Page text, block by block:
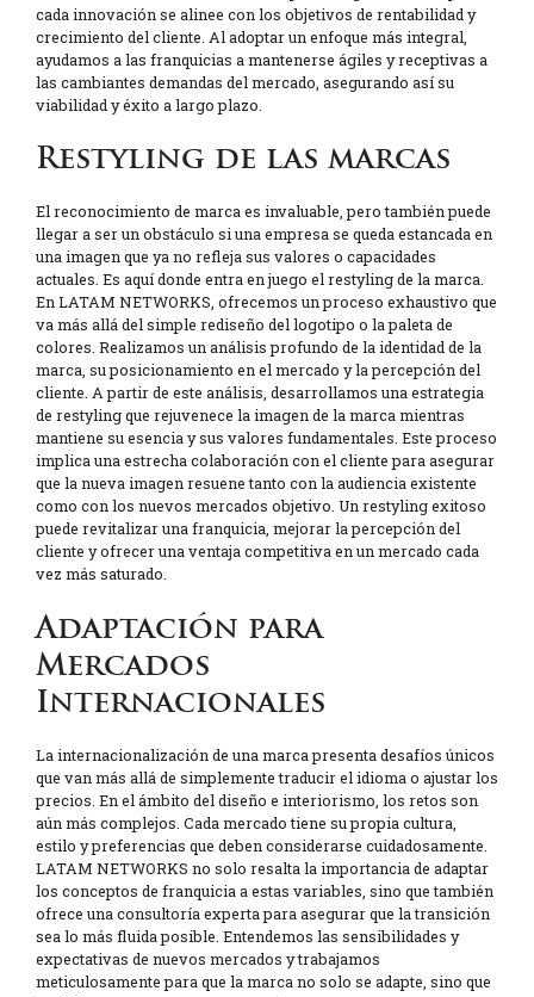
cada innovación se alinee con los objetivos de rentabilidad y
crecimiento del cliente. Al adoptar un enfoque más integral,
ayudamos a las franquicias a mantenerse ágiles y receptivas a
las cambiantes demandas del mercado, asegurando así su
viabilidad y éxito a largo plazo.
Restyling de las marcas
El reconocimiento de marca es invaluable, pero también puede
llegar a ser un obstáculo si una empresa se queda estancada en
una imagen que ya no refleja sus valores o capacidades
actuales. Es aquí donde entra en juego el restyling de la marca.
En LATAM NETWORKS, ofrecemos un proceso exhaustivo que
va más allá del simple rediseño del logotipo o la paleta de
colores. Realizamos un análisis profundo de la identidad de la
marca, su posicionamiento en el mercado y la percepción del
cliente. A partir de este análisis, desarrollamos una estrategia
de restyling que rejuvenece la imagen de la marca mientras
mantiene su esencia y sus valores fundamentales. Este proceso
implica una estrecha colaboración con el cliente para asegurar
que la nueva imagen resuene tanto con la audiencia existente
como con los nuevos mercados objetivo. Un restyling exitoso
puede revitalizar una franquicia, mejorar la percepción del
cliente y ofrecer una ventaja competitiva en un mercado cada
vez más saturado.
Adaptación para
Mercados
Internacionales
La internacionalización de una marca presenta desafíos únicos
que van más allá de simplemente traducir el idioma o ajustar los
precios. En el ámbito del diseño e interiorismo, los retos son
aún más complejos. Cada mercado tiene su propia cultura,
estilo y preferencias que deben considerarse cuidadosamente.
LATAM NETWORKS no solo resalta la importancia de adaptar
los conceptos de franquicia a estas variables, sino que también
ofrece una consultoría experta para asegurar que la transición
sea lo más fluida posible. Entendemos las sensibilidades y
expectativas de nuevos mercados y trabajamos
meticulosamente para que la marca no solo se adapte, sino que